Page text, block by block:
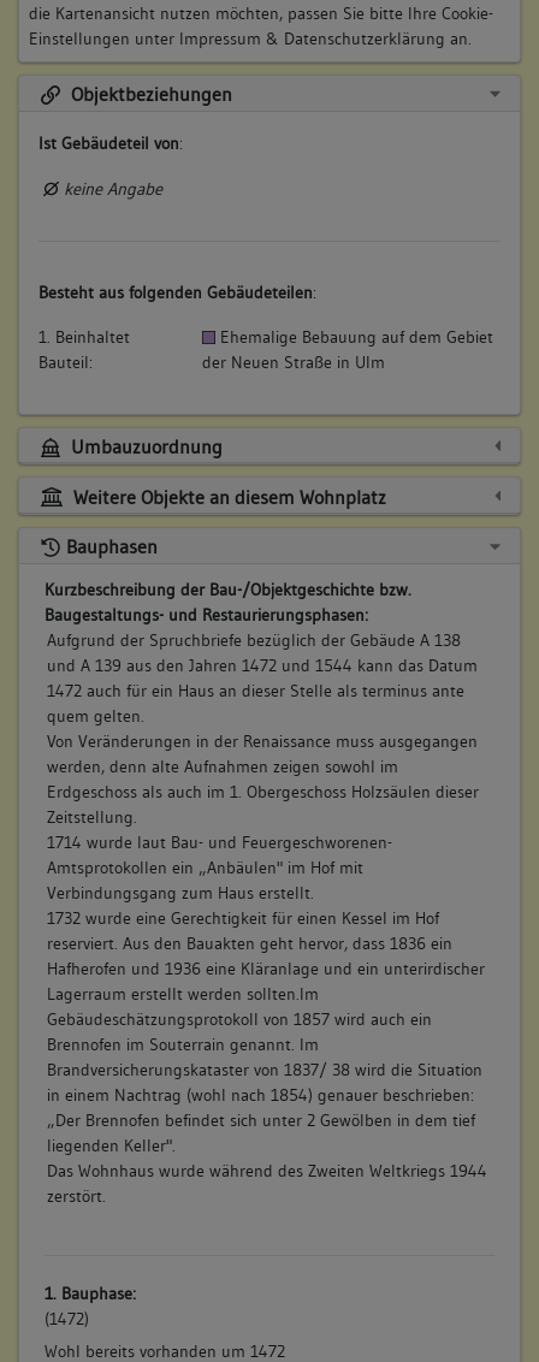
die Kartenansicht nutzen möchten, passen Sie bitte Ihre Cookie-
Einstellungen unter Impressum & Datenschutzerklärung an.
Objektbeziehungen
Ist Gebäudeteil von:
keine Angabe
Besteht aus folgenden Gebäudeteilen:
1. Beinhaltet
Bauteil:
Ehemalige Bebauung auf dem Gebiet
der Neuen Straße in Ulm
Umbauzuordnung
Weitere Objekte an diesem Wohnplatz
Bauphasen
Kurzbeschreibung der Bau-/Objektgeschichte bzw.
Baugestaltungs- und Restaurierungsphasen:
Aufgrund der Spruchbriefe bezüglich der Gebäude A 138
und A 139 aus den Jahren 1472 und 1544 kann das Datum
1472 auch für ein Haus an dieser Stelle als terminus ante
quem gelten.
Von Veränderungen in der Renaissance muss ausgegangen
werden, denn alte Aufnahmen zeigen sowohl im
Erdgeschoss als auch im 1. Obergeschoss Holzsäulen dieser
Zeitstellung.
1714 wurde laut Bau- und Feuergeschworenen-
Amtsprotokollen ein „Anbäulen" im Hof mit
Verbindungsgang zum Haus erstellt.
1732 wurde eine Gerechtigkeit für einen Kessel im Hof
reserviert. Aus den Bauakten geht hervor, dass 1836 ein
Hafherofen und 1936 eine Kläranlage und ein unterirdischer
Lagerraum erstellt werden sollten.Im
Gebäudeschätzungsprotokoll von 1857 wird auch ein
Brennofen im Souterrain genannt. Im
Brandversicherungskataster von 1837/ 38 wird die Situation
in einem Nachtrag (wohl nach 1854) genauer beschrieben:
„Der Brennofen befindet sich unter 2 Gewölben in dem tief
liegenden Keller".
Das Wohnhaus wurde während des Zweiten Weltkriegs 1944
zerstört.
1. Bauphase:
(1472)
Wohl bereits vorhanden um 1472